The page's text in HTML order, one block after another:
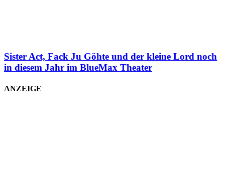
Sister Act, Fack Ju Göhte und der kleine Lord noch
in diesem Jahr im BlueMax Theater
ANZEIGE